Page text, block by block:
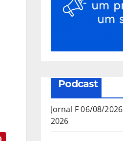
Podcast
Jornal F 06/08/2026
2026